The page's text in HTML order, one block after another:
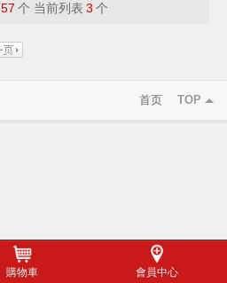
57 个 当前列表 3 个
首页 TOP
購物車 會員中心